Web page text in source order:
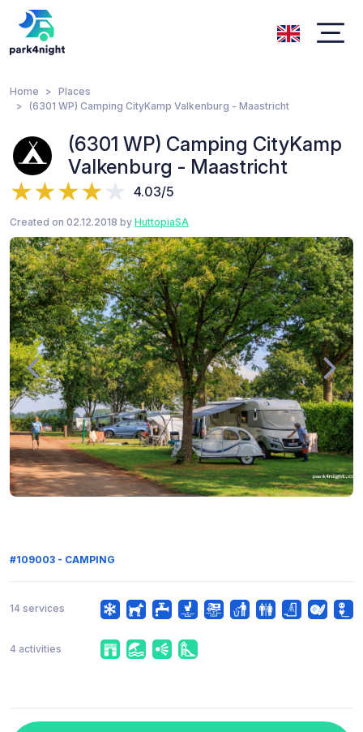
Home
Places
(6301 WP) Camping CityKamp Valkenburg - Maastricht
(6301 WP) Camping CityKamp
Valkenburg - Maastricht
4.03/5
Created on 02.12.2018 by HuttopiaSA
#109003 - CAMPING
14 services
4 activities